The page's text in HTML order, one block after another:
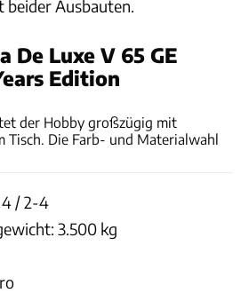
Ausbauten.
De Luxe V 65 GE
Edition
der Hobby großzügig mit
Tisch. Die Farb- und Materialwahl
/ 2-4
3.500 kg